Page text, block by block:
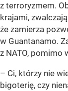
z terroryzmem.
krajami,
że zamierza
w Guantanamo.
z NATO, pomimo
– Ci, którzy nie
bigoterię, czy